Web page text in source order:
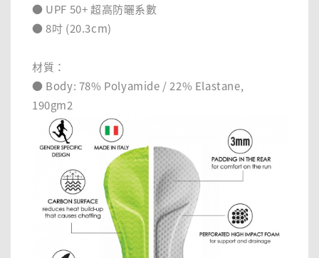
● UPF 50+ 超高防曬系數
● 8吋 (20.3cm)
材質：
● Body: 78% Polyamide / 22% Elastane,
190gm2